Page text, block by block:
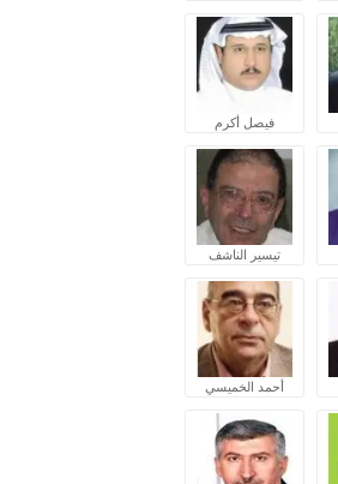
فيصل أكرم
تيسير الناشف
أحمد الخميسي